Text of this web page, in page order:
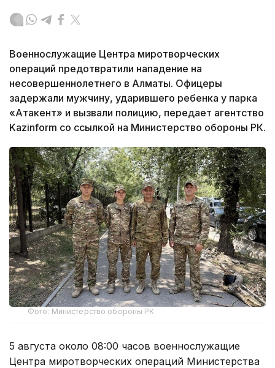
Военнослужащие Центра миротворческих
операций предотвратили нападение на
несовершеннолетнего в Алматы. Офицеры
задержали мужчину, ударившего ребенка у парка
«Атакент» и вызвали полицию, передает агентство
Kazinform со ссылкой на Министерство обороны РК.
Фото: Министерство обороны РК
5 августа около 08:00 часов военнослужащие
Центра миротворческих операций Министерства